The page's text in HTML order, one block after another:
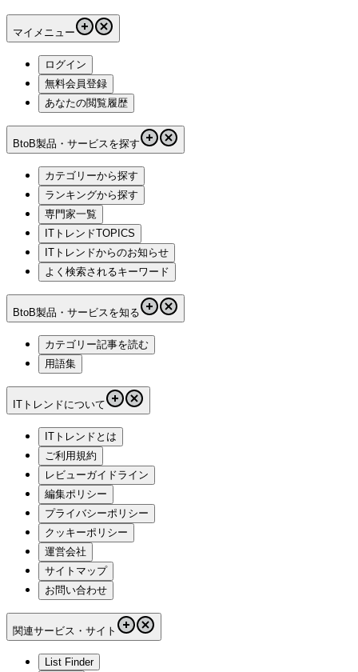
マイメニュー
ログイン
無料会員登録
あなたの閲覧履歴
BtoB製品・サービスを探す
カテゴリーから探す
ランキングから探す
専門家一覧
ITトレンドTOPICS
ITトレンドからのお知らせ
よく検索されるキーワード
BtoB製品・サービスを知る
カテゴリー記事を読む
用語集
ITトレンドについて
ITトレンドとは
ご利用規約
レビューガイドライン
編集ポリシー
プライバシーポリシー
クッキーポリシー
運営会社
サイトマップ
お問い合わせ
関連サービス・サイト
List Finder